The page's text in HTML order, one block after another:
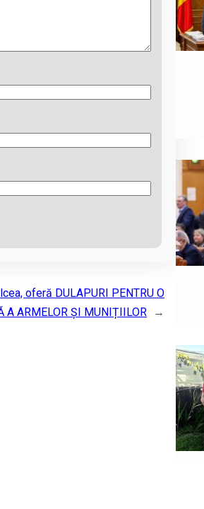
oferă DULAPURI PENTRU O
A ARMELOR ȘI MUNIȚIILOR
→